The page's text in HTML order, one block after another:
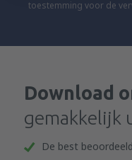
toestemming voor de
Download
gemakkelijk
De best